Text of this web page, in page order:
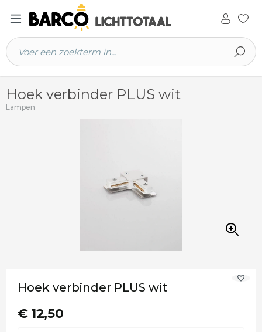
hoofdinhoud
Hoek verbinder PLUS wit
Lampen
Hoek verbinder PLUS wit
€ 12,50